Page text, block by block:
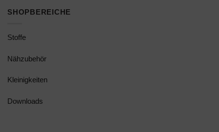
SHOPBEREICHE
Stoffe
Nähzubehör
Kleinigkeiten
Downloads